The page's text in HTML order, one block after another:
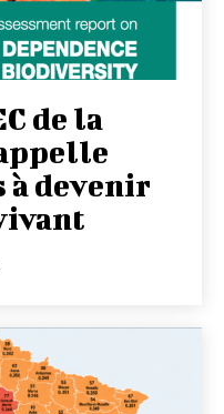
de la
à devenir